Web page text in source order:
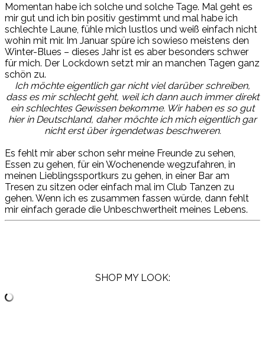
Momentan habe ich solche und solche Tage. Mal geht es
mir gut und ich bin positiv gestimmt und mal habe ich
schlechte Laune, fühle mich lustlos und weiß einfach nicht
wohin mit mir. Im Januar spüre ich sowieso meistens den
Winter-Blues – dieses Jahr ist es aber besonders schwer
für mich. Der Lockdown setzt mir an manchen Tagen ganz
schön zu.
Ich möchte eigentlich gar nicht viel darüber schreiben,
dass es mir schlecht geht, weil ich dann auch immer direkt
ein schlechtes Gewissen bekomme. Wir haben es so gut
hier in Deutschland, daher möchte ich mich eigentlich gar
nicht erst über irgendetwas beschweren.
Es fehlt mir aber schon sehr meine Freunde zu sehen,
Essen zu gehen, für ein Wochenende wegzufahren, in
meinen Lieblingssportkurs zu gehen, in einer Bar am
Tresen zu sitzen oder einfach mal im Club Tanzen zu
gehen. Wenn ich es zusammen fassen würde, dann fehlt
mir einfach gerade die Unbeschwertheit meines Lebens.
SHOP MY LOOK: